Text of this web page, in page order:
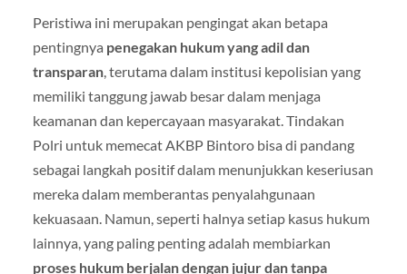
Peristiwa ini merupakan pengingat akan betapa
pentingnya penegakan hukum yang adil dan
transparan, terutama dalam institusi kepolisian yang
memiliki tanggung jawab besar dalam menjaga
keamanan dan kepercayaan masyarakat. Tindakan
Polri untuk memecat AKBP Bintoro bisa di pandang
sebagai langkah positif dalam menunjukkan keseriusan
mereka dalam memberantas penyalahgunaan
kekuasaan. Namun, seperti halnya setiap kasus hukum
lainnya, yang paling penting adalah membiarkan
proses hukum berjalan dengan jujur dan tanpa